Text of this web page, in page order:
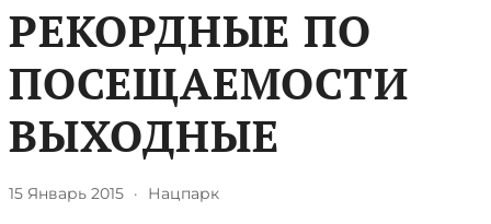
РЕКОРДНЫЕ ПО
ПОСЕЩАЕМОСТИ
ВЫХОДНЫЕ
15 Январь 2015 · Нацпарк